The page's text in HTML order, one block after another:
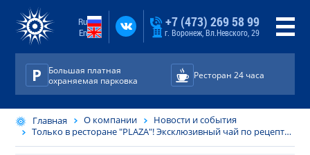
Ru
En
+7 (473) 269 58 99
г. Воронеж, Вл.Невского, 29
Большая платная
охраняемая парковка
Ресторан 24 часа
Главная О компании
Новости и события
Только в ресторане "PLAZA"! Эксклюзивный чай по рецептам восточных мудрецов!